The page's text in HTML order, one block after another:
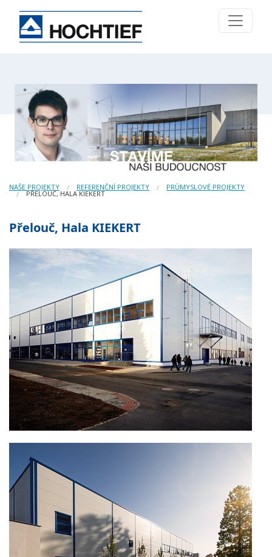
NAŠE PROJEKTY REFERENČNÍ PROJEKTY PRŮMYSLOVÉ PROJEKTY
PŘELOUČ, HALA KIEKERT
Přelouč, Hala KIEKERT